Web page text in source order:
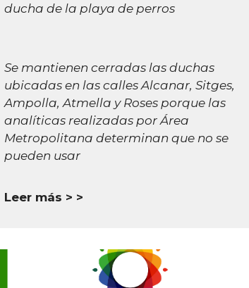
ducha de la playa de perros
Se mantienen cerradas las duchas
ubicadas en las calles Alcanar, Sitges,
Ampolla, Atmella y Roses porque las
analíticas realizadas por Área
Metropolitana determinan que no se
pueden usar
Leer más >